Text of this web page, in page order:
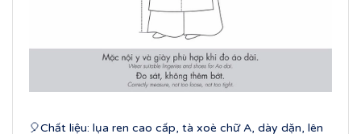
🎈Chất liệu: lụa ren cao cấp, tà xoè chữ A, dày dặn, lên